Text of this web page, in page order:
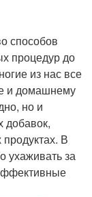
способов
процедур до
из нас все
и домашнему
но и
добавок,
В
ухаживать за